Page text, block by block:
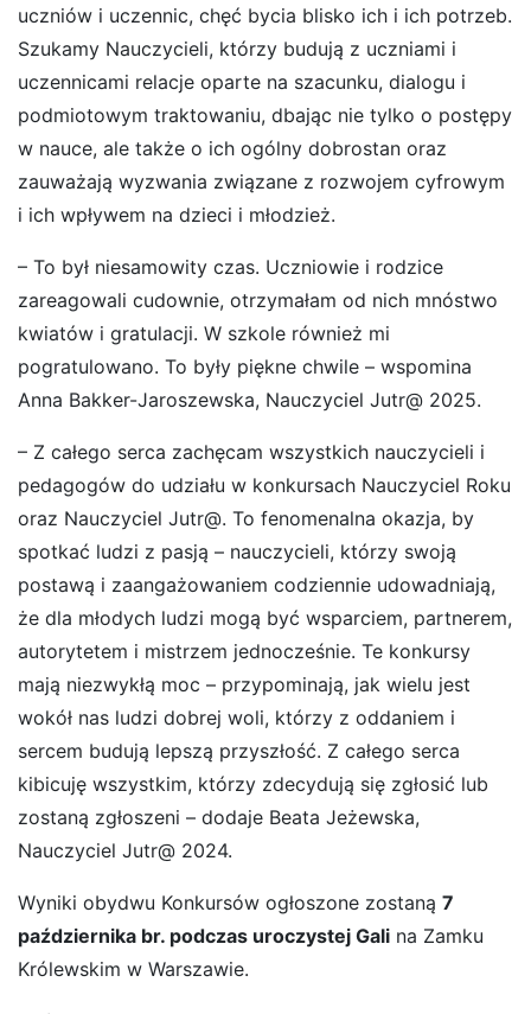
uczniów i uczennic, chęć bycia blisko ich i ich potrzeb.
Szukamy Nauczycieli, którzy budują z uczniami i
uczennicami relacje oparte na szacunku, dialogu i
podmiotowym traktowaniu, dbając nie tylko o postępy
w nauce, ale także o ich ogólny dobrostan oraz
zauważają wyzwania związane z rozwojem cyfrowym
i ich wpływem na dzieci i młodzież.
– To był niesamowity czas. Uczniowie i rodzice
zareagowali cudownie, otrzymałam od nich mnóstwo
kwiatów i gratulacji. W szkole również mi
pogratulowano. To były piękne chwile – wspomina
Anna Bakker-Jaroszewska, Nauczyciel Jutr@ 2025.
– Z całego serca zachęcam wszystkich nauczycieli i
pedagogów do udziału w konkursach Nauczyciel Roku
oraz Nauczyciel Jutr@. To fenomenalna okazja, by
spotkać ludzi z pasją – nauczycieli, którzy swoją
postawą i zaangażowaniem codziennie udowadniają,
że dla młodych ludzi mogą być wsparciem, partnerem,
autorytetem i mistrzem jednocześnie. Te konkursy
mają niezwykłą moc – przypominają, jak wielu jest
wokół nas ludzi dobrej woli, którzy z oddaniem i
sercem budują lepszą przyszłość. Z całego serca
kibicuję wszystkim, którzy zdecydują się zgłosić lub
zostaną zgłoszeni – dodaje Beata Jeżewska,
Nauczyciel Jutr@ 2024.
Wyniki obydwu Konkursów ogłoszone zostaną 7
października br. podczas uroczystej Gali na Zamku
Królewskim w Warszawie.